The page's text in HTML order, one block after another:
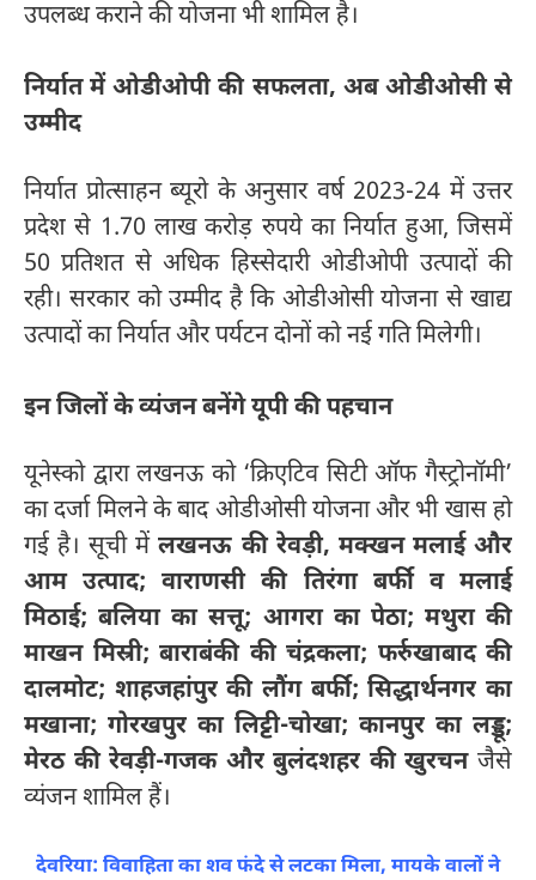
उपलब्ध कराने की योजना भी शामिल है।
निर्यात में ओडीओपी की सफलता, अब ओडीओसी से
उम्मीद
निर्यात प्रोत्साहन ब्यूरो के अनुसार वर्ष 2023-24 में उत्तर
प्रदेश से 1.70 लाख करोड़ रुपये का निर्यात हुआ, जिसमें
50 प्रतिशत से अधिक हिस्सेदारी ओडीओपी उत्पादों की
रही। सरकार को उम्मीद है कि ओडीओसी योजना से खाद्य
उत्पादों का निर्यात और पर्यटन दोनों को नई गति मिलेगी।
इन जिलों के व्यंजन बनेंगे यूपी की पहचान
यूनेस्को द्वारा लखनऊ को ‘क्रिएटिव सिटी ऑफ गैस्ट्रोनॉमी’
का दर्जा मिलने के बाद ओडीओसी योजना और भी खास हो
गई है। सूची मेंलखनऊ की रेवड़ी, मक्खन मलाई और
आम उत्पाद; वाराणसी की तिरंगा बर्फी व मलाई
मिठाई; बलिया का सत्तू; आगरा का पेठा; मथुरा की
माखन मिस्री; बाराबंकी की चंद्रकला; फर्रुखाबाद की
दालमोट; शाहजहांपुर की लौंग बर्फी; सिद्धार्थनगर का
मखाना; गोरखपुर का लिट्टी-चोखा; कानपुर का लड्डू;
मेरठ की रेवड़ी-गजक और बुलंदशहर की खुरचनजैसे
व्यंजन शामिल हैं।
देवरिया: विवाहिता का शव फंदे से लटका मिला, मायके वालों ने